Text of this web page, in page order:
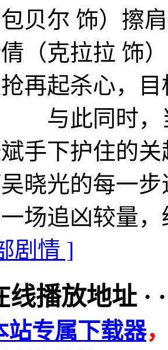
贝尔 饰）擦
（克拉拉 饰
再起杀心，
与此同时，
手下护住的
晓光的每一
一场追凶较量
剧情 ]
播放地址 · ·
站专属下载器